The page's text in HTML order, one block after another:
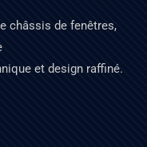
châssis de fenêtres,
et design raffiné.